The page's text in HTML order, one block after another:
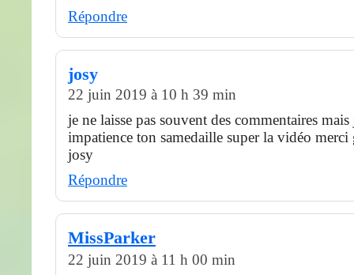
Répondre
josy
22 juin 2019 à 10 h 39 min
je ne laisse pas souvent des commentaires mais
impatience ton samedaille super la vidéo merci
josy
Répondre
MissParker
22 juin 2019 à 11 h 00 min